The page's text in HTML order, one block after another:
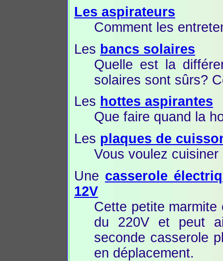
Les aspirateurs
Comment les
Les bancs solaires
Quelle est la
solaires sont sûrs?
Les hottes aspirantes
Que faire quand la
Les plaques de
Vous voulez
Une casserole
12V
Cette petite
du 220V et peut
seconde casserole
en déplacement.